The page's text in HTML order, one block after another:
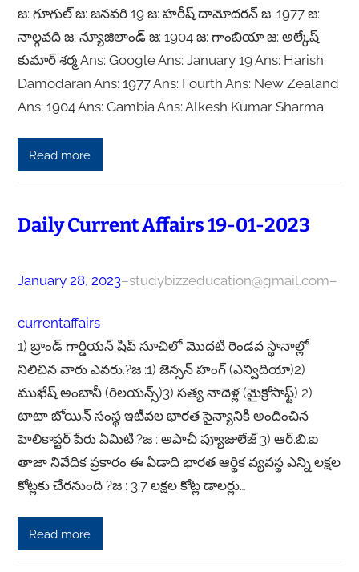
జ: గూగుల్ జ: జనవరి 19 జ: హరీష్ దామోదరన్ జ: 1977 జ:
నాల్గవది జ: న్యూజిలాండ్ జ: 1904 జ: గాంబియా జ: అల్కేష్
కుమార్ శర్మ Ans: Google Ans: January 19 Ans: Harish
Damodaran Ans: 1977 Ans: Fourth Ans: New Zealand
Ans: 1904 Ans: Gambia Ans: Alkesh Kumar Sharma‌‌
Read more
Daily Current Affairs 19-01-2023
January 28, 2023–studybizzeducation@gmail.com–
currentaffairs
1) బ్రాండ్ గార్డియన్ షిప్ సూచిలో మొదటి రెండవ స్థానాల్లో
నిలిచిన వారు ఎవరు.?జ :1) జెన్సన్ హంగ్ (ఎన్విదియా)2)
ముఖేష్ అంబానీ (రిలయన్స్)3) సత్య నాదెళ్ల (మైక్రోసాఫ్ట్) 2)
టాటా బోయిన్ సంస్థ ఇటీవల భారత సైన్యానికి అందించిన
హెలికాప్టర్ పేరు ఏమిటి.?జ : అపాచీ ప్యూజులేజ్ 3) ఆర్.బి.ఐ
తాజా నివేదిక ప్రకారం ఈ ఏడాది భారత ఆర్థిక వ్యవస్థ ఎన్ని లక్షల
కోట్లకు చేరనుంది ?జ : 3.7 లక్షల కోట్ల డాలర్లు…
Read more